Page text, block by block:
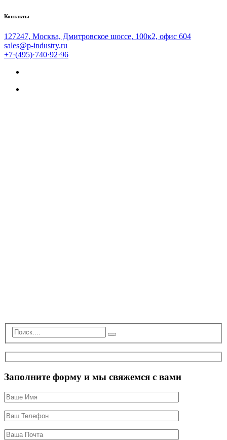
Контакты
127247, Москва, Дмитровское шоссе, 100к2, офис 604
sales@p-industry.ru
+7·(495)·740·92·96
Заполните форму и мы свяжемся с вами